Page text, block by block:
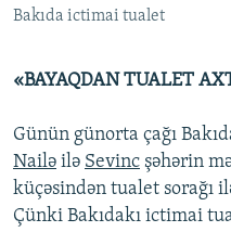
İZ - MƏDƏNIYYƏT PROQRAMI
MATERIALLARIMIZDAN ISTIFADƏ
XƏBƏR BÜLLETENLƏRIMIZ
Bakıda ictimai tualet
«BAYAQDAN TUALET
Günün günorta çağı
Nailə ilə Sevinc şəhərin
küçəsindən tualet sorağı
Çünki Bakıdakı ictimai